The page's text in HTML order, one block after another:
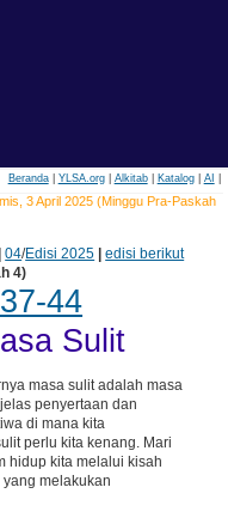
Beranda| YLSA.org| Alkitab| Katalog| AI
3 April 2025 (Minggu Pra-Paskah
|04/Edisi 2025 |edisi berikut
4)
44
Sulit
masa sulit adalah masa
penyertaan dan
di mana kita
perlu kita kenang. Mari
hidup kita melalui kisah
melakukan